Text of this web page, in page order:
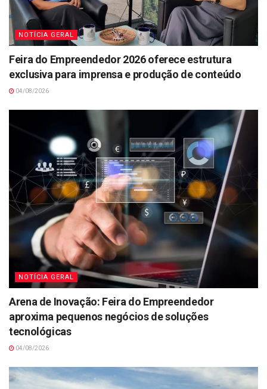
NOTÍCIA GERAL
Feira do Empreendedor 2026 oferece estrutura
exclusiva para imprensa e produção de conteúdo
04/08/2026
NOTÍCIA GERAL
Arena de Inovação: Feira do Empreendedor
aproxima pequenos negócios de soluções
tecnológicas
04/08/2026